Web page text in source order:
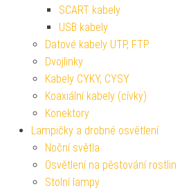
SCART kabely
USB kabely
Datové kabely UTP, FTP
Dvojlinky
Kabely CYKY, CYSY
Koaxiální kabely (cívky)
Konektory
Lampičky a drobné osvětlení
Noční světla
Osvětlení na pěstování rostlin
Stolní lampy